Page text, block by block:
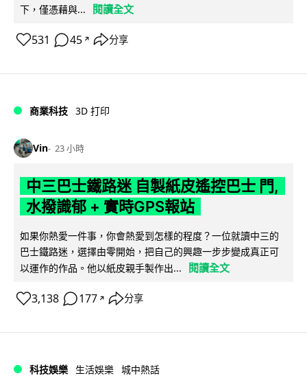
下，僅憑藉與...
閱讀全文
531 45 ↗ 分享
商業科技 3D 打印
Vin 23 小時
中三巴士鐵路迷 自製紙皮遙控巴士 門,
水撥識郁 + 實時GPS報站
如果你熱愛一件事，你會熱愛到怎樣的程度？一位就讀中三的
巴士鐵路迷，選擇由零開始，把自己的興趣一步步變成真正可
以運作的作品。他以紙皮親手製作出...
閱讀全文
3,138 177 ↗ 分享
科技娛樂 生活娛樂 城中熱話